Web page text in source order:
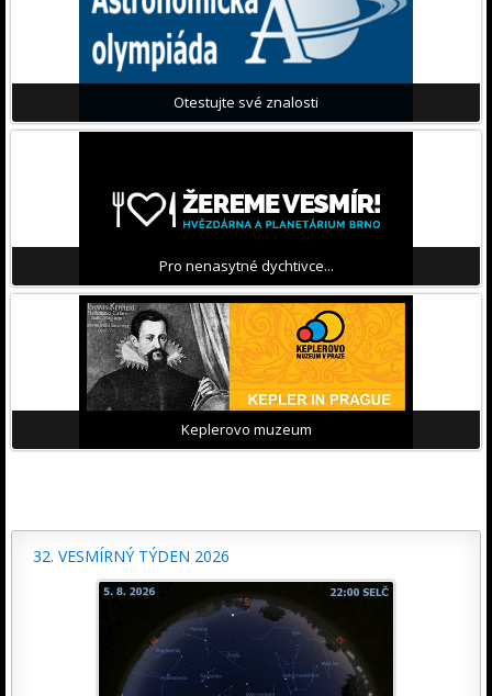
Otestujte své znalosti
Pro nenasytné dychtivce...
Keplerovo muzeum
32. VESMÍRNÝ TÝDEN 2026